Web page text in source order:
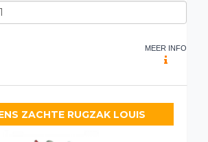
MEER INFO
ZACHTE RUGZAK LOUIS